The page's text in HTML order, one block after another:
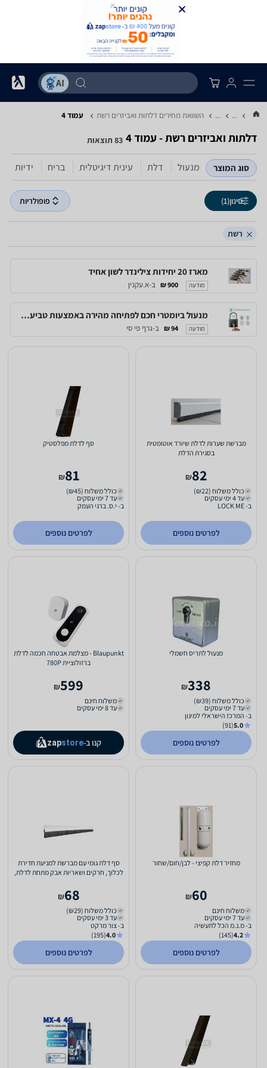
...
... השוואת מחירים דלתות ואביזרים ‏רשת עמוד 4
דלתות ואביזרים ‏רשת - עמוד 4 83 תוצאות
סוג המוצר מנעול דלת עינית דיגיטלית בריח ידיות
סינון(1) פופולריות
רשת
מארז 20 יחידות צילינדר לשון אחיד
מודעה 900 ₪ ב-א.עקנין
מנעול ביומטרי חכם לפתיחה מהירה באמצעות טביעת אצבע, לשימוש של עד 10 משתמשים
מודעה 94 ₪ ב-גרף פי סי
מברשת שערות לדלת שיורד אוטומטית
בסגירת הדלת
82
₪
כולל משלוח (₪22)
עד 4 ימי עסקים
ב- LOCK ME
לפרטים נוספים
סף לדלת מפלסטיק
81
₪
כולל משלוח (₪45)
עד 7 ימי עסקים
ב- י.ס. ברגי העמק
לפרטים נוספים
מנעול לתריס חשמלי
338
₪
כולל משלוח (₪39)
עד 7 ימי עסקים
ב- המרכז הישראלי למיגון
5.0
(91)
לפרטים נוספים
Blaupunkt - מצלמת אבטחה חכמה לדלת
ברזולוציית 780P
599
₪
משלוח חינם
עד 8 ימי עסקים
קנו ב- zapstore
מחזיר דלת קפיצי - לבן/חום/שחור
60
₪
משלוח חינם
עד 7 ימי עסקים
ב- מ.נ.מ הכל לתעשיה
4.2
(145)
לפרטים נוספים
סף דלת גומי עם מברשת למניעת חדירת
לכלוך, חרקים ושאריות אבק מתחת לדלת,
68
₪
כולל משלוח (₪29)
עד 3 ימי עסקים
ב- צור מרקט
4.0
(195)
לפרטים נוספים